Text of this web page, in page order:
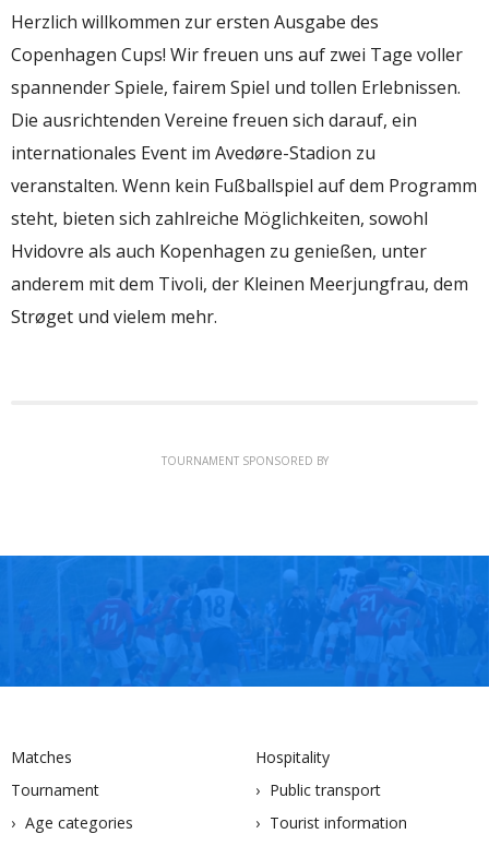
Herzlich willkommen zur ersten Ausgabe des
Copenhagen Cups! Wir freuen uns auf zwei Tage voller
spannender Spiele, fairem Spiel und tollen Erlebnissen.
Die ausrichtenden Vereine freuen sich darauf, ein
internationales Event im Avedøre-Stadion zu
veranstalten. Wenn kein Fußballspiel auf dem Programm
steht, bieten sich zahlreiche Möglichkeiten, sowohl
Hvidovre als auch Kopenhagen zu genießen, unter
anderem mit dem Tivoli, der Kleinen Meerjungfrau, dem
Strøget und vielem mehr.
TOURNAMENT SPONSORED BY
Matches
Tournament
Age categories
Hospitality
Public transport
Tourist information